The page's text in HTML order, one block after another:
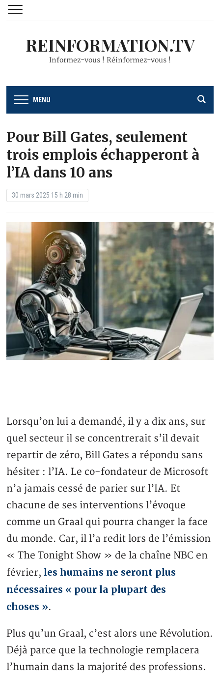
REINFORMATION.TV
Informez-vous ! Réinformez-vous !
MENU
Pour Bill Gates, seulement
trois emplois échapperont à
l’IA dans 10 ans
30 mars 2025 15 h 28 min
Lorsqu’on lui a demandé, il y a dix ans, sur
quel secteur il se concentrerait s’il devait
repartir de zéro, Bill Gates a répondu sans
hésiter : l’IA. Le co-fondateur de Microsoft
n’a jamais cessé de parier sur l’IA. Et
chacune de ses interventions l’évoque
comme un Graal qui pourra changer la face
du monde. Car, il l’a redit lors de l’émission
« The Tonight Show » de la chaîne NBC en
février, les humains ne seront plus
nécessaires « pour la plupart des
choses ».
Plus qu’un Graal, c’est alors une Révolution.
Déjà parce que la technologie remplacera
l’humain dans la majorité des professions.